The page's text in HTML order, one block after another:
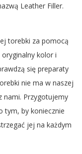
Leather Filler.
torebki za pomocą
kolor i
się preparaty
nie ma w naszej
nami. Przygotujemy
tym, by koniecznie
jej na każdym